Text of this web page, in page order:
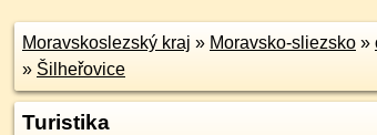
Moravskoslezský kraj » Moravsko-sliezsko »
» Šilheřovice
Turistika